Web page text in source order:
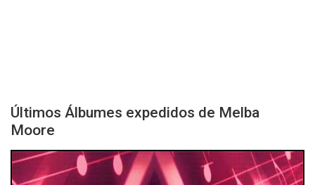
Últimos Álbumes expedidos de Melba
Moore